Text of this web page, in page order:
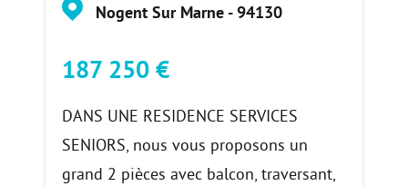
Nogent Sur Marne - 94130
187 250 €
DANS UNE RESIDENCE SERVICES
SENIORS, nous vous proposons un
grand 2 pièces avec balcon, traversant,